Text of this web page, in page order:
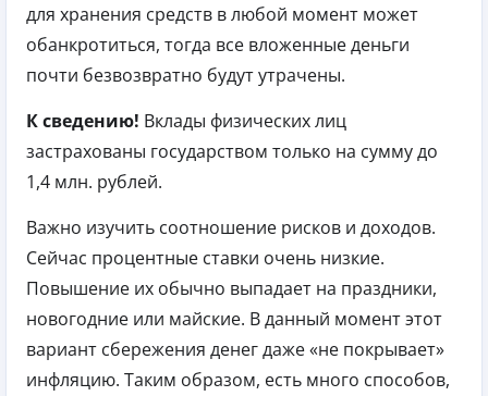
для хранения средств в любой момент может
обанкротиться, тогда все вложенные деньги
почти безвозвратно будут утрачены.
К сведению! Вклады физических лиц
застрахованы государством только на сумму до
1,4 млн. рублей.
Важно изучить соотношение рисков и доходов.
Сейчас процентные ставки очень низкие.
Повышение их обычно выпадает на праздники,
новогодние или майские. В данный момент этот
вариант сбережения денег даже «не покрывает»
инфляцию. Таким образом, есть много способов,